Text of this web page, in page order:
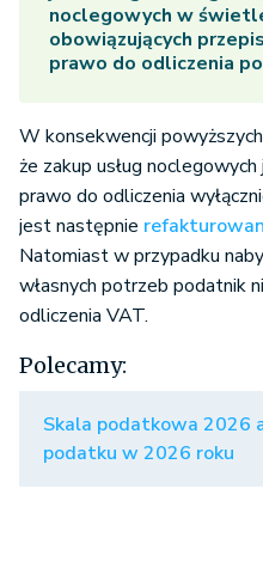
noclegowych w
obowiązujących
prawo do odliczenia
W konsekwencji
że zakup usług
prawo do odliczenia
jest następnie
Natomiast w przypadku
własnych potrzeb podatnik
odliczenia VAT.
Polecamy:
Skala podatkowa 2026
podatku w 2026 roku